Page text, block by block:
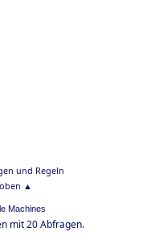
und Regeln
▲
Machines
mit 20 Abfragen.